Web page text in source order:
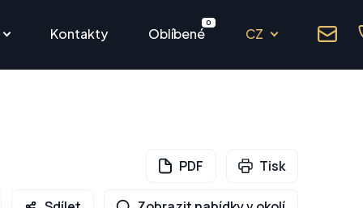
Kontakty Oblíbené
0
CZ
PDF Tisk